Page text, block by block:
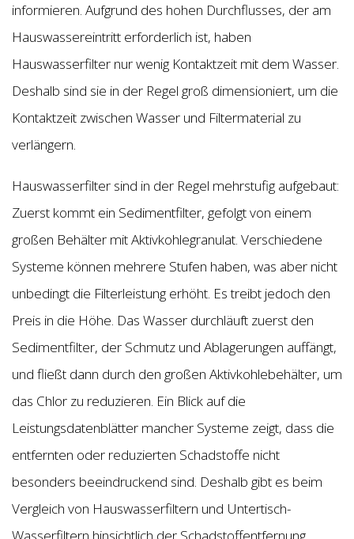
informieren. Aufgrund des hohen Durchflusses, der am
Hauswassereintritt erforderlich ist, haben
Hauswasserfilter nur wenig Kontaktzeit mit dem Wasser.
Deshalb sind sie in der Regel groß dimensioniert, um die
Kontaktzeit zwischen Wasser und Filtermaterial zu
verlängern.
Hauswasserfilter sind in der Regel mehrstufig aufgebaut:
Zuerst kommt ein Sedimentfilter, gefolgt von einem
großen Behälter mit Aktivkohlegranulat. Verschiedene
Systeme können mehrere Stufen haben, was aber nicht
unbedingt die Filterleistung erhöht. Es treibt jedoch den
Preis in die Höhe. Das Wasser durchläuft zuerst den
Sedimentfilter, der Schmutz und Ablagerungen auffängt,
und fließt dann durch den großen Aktivkohlebehälter, um
das Chlor zu reduzieren. Ein Blick auf die
Leistungsdatenblätter mancher Systeme zeigt, dass die
entfernten oder reduzierten Schadstoffe nicht
besonders beeindruckend sind. Deshalb gibt es beim
Vergleich von Hauswasserfiltern und Untertisch-
Wasserfiltern hinsichtlich der Schadstoffentfernung